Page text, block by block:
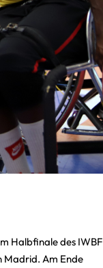
Halbfinale des IWBF
Madrid. Am Ende